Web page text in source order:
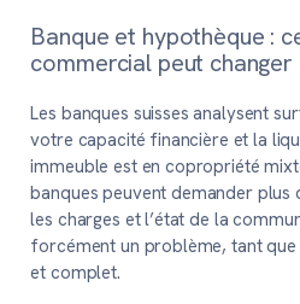
Banque et hypothèque :
commercial peut changer
Les banques suisses analysent
votre capacité financière et la
immeuble est en copropriété
banques peuvent demander plus
les charges et l’état de la
forcément un problème, tant
et complet.